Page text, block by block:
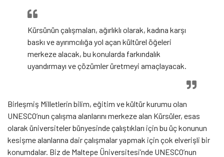
Kürsünün çalışmaları, ağırlıklı olarak, kadına karşı
baskı ve ayırımcılığa yol açan kültürel öğeleri
merkeze alacak, bu konularda farkındalık
uyandırmayı ve çözümler üretmeyi amaçlayacak.
Birleşmiş Milletlerin bilim, eğitim ve kültür kurumu olan
UNESCO’nun çalışma alanlarını merkeze alan Kürsüler, esas
olarak üniversiteler bünyesinde çalıştıkları için bu üç konunun
kesişme alanlarına dair çalışmalar yapmak için çok elverişli bir
konumdalar. Biz de Maltepe Üniversitesi’nde UNESCO’nun